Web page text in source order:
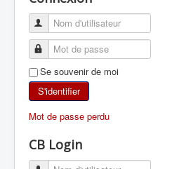
ESCALADE
ALPINISME
SKI DE RANDONNÉE
RANDONNÉE PÉDESTRE
RANDONNÉE SPORTIVE
Se souvenir de moi
S'identifier
Mot de passe perdu
CB Login